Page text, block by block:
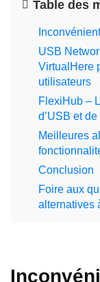
Table des
USB
VirtualHere
utilisateurs
FlexiHub –
d’USB et
Meilleures
Conclusion
Foire aux
alternatives